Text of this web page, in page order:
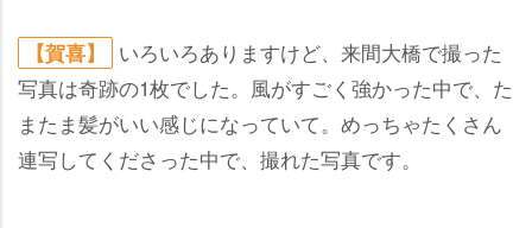
【賀喜】
いろいろありますけど、来間大橋で撮った
写真は奇跡の1枚でした。風がすごく強かった中で、た
またま髪がいい感じになっていて。めっちゃたくさん
連写してくださった中で、撮れた写真です。